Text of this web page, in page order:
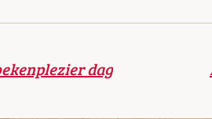
dag